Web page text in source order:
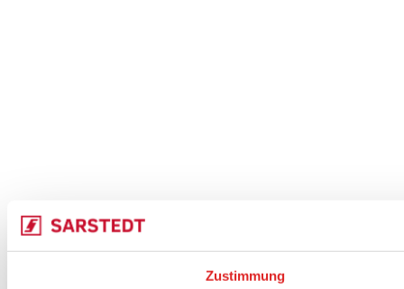
Zustimmung